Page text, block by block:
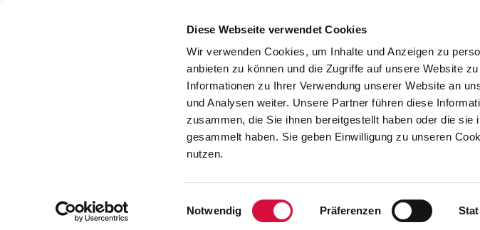
Diese Webseite verwendet Cookies
Wir verwenden Cookies, um Inhalte und Anzeigen zu
anbieten zu können und die Zugriffe auf unsere Website
Informationen zu Ihrer Verwendung unserer Website an
und Analysen weiter. Unsere Partner führen diese
zusammen, die Sie ihnen bereitgestellt haben oder die
gesammelt haben. Sie geben Einwilligung zu unseren
nutzen.
Einwilligungsauswahl
Notwendig Präferenzen
Hilfen
Unterstützen
Projekte
ZEUGNIS